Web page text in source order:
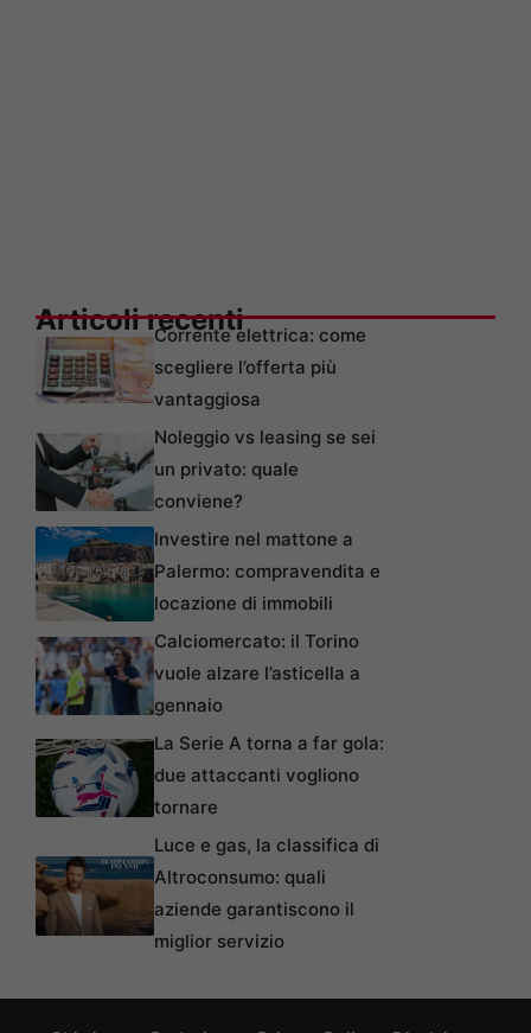
Articoli recentiCorrente elettrica: come
scegliere l’offerta più
vantaggiosa
Noleggio vs leasing se sei
un privato: quale
conviene?
Investire nel mattone a
Palermo: compravendita e
locazione di immobili
Calciomercato: il Torino
vuole alzare l’asticella a
gennaio
La Serie A torna a far gola:
due attaccanti vogliono
tornare
Luce e gas, la classifica di
Altroconsumo: quali
aziende garantiscono il
miglior servizio